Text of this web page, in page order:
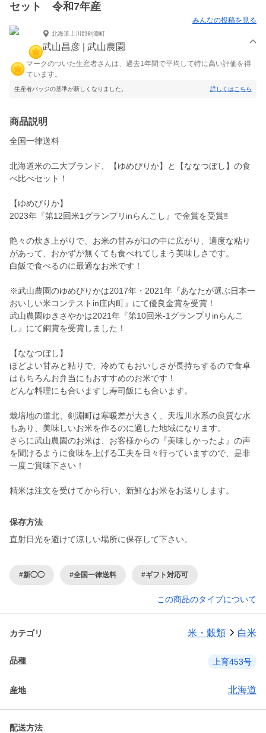
セット 令和7年産
みんなの投稿を見る
北海道上川郡剣淵町
武山昌彦 | 武山農園
マークのついた生産者さんは、過去1年間で平均して特に高い評価を得
ています。
生産者バッジの基準が新しくなりました。 詳しくはこちら
商品説明
全国一律送料
北海道米の二大ブランド、【ゆめぴりか】と【ななつぼし】の食
べ比べセット！
【ゆめぴりか】
2023年『第12回米1グランプリinらんこし』で金賞を受賞‼︎
艶々の炊き上がりで、お米の甘みが口の中に広がり、適度な粘り
があって、おかずが無くても食べれてしまう美味しさです。
白飯で食べるのに最適なお米です！
※武山農園のゆめぴりかは2017年・2021年『あなたが選ぶ日本一
おいしい米コンテストin庄内町』にて優良金賞を受賞！
武山農園ゆきさやかは2021年『第10回米-1グランプリinらんこ
し』にて銅賞を受賞しました！
【ななつぼし】
ほどよい甘みと粘りで、冷めてもおいしさが長持ちするので食卓
はもちろんお弁当にもおすすめのお米です！
どんな料理にも合いますし寿司飯にも合います。
栽培地の道北、剣淵町は寒暖差が大きく、天塩川水系の良質な水
もあり、美味しいお米を作るのに適した地域になります。
さらに武山農園のお米は、お客様からの『美味しかったよ』の声
を聞けるように食味を上げる工夫を日々行っていますので、是非
一度ご賞味下さい！
精米は注文を受けてから行い、新鮮なお米をお送りします。
保存方法
直射日光を避けて涼しい場所に保存して下さい。
#新◯◯ #全国一律送料 #ギフト対応可
この商品のタイプについて
カテゴリ 米・穀類 白米
品種 上育453号
産地 北海道
配送方法